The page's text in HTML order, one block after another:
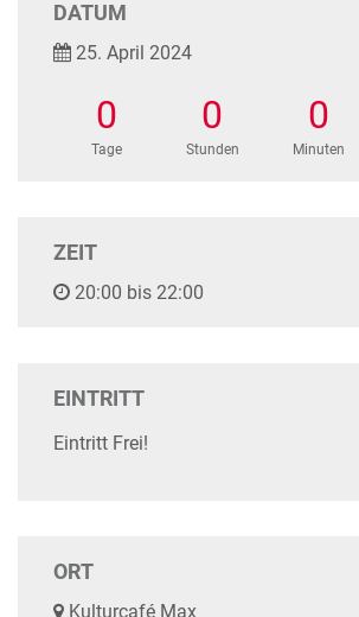
DATUM
25. April 2024
0
Tage
0
Stunden
0
Minuten
ZEIT
20:00 bis 22:00
EINTRITT
Eintritt Frei!
ORT
Kulturcafé Max